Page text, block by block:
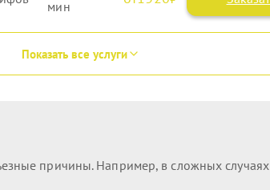
Показать все услуги
причины. Например, в сложных случаях